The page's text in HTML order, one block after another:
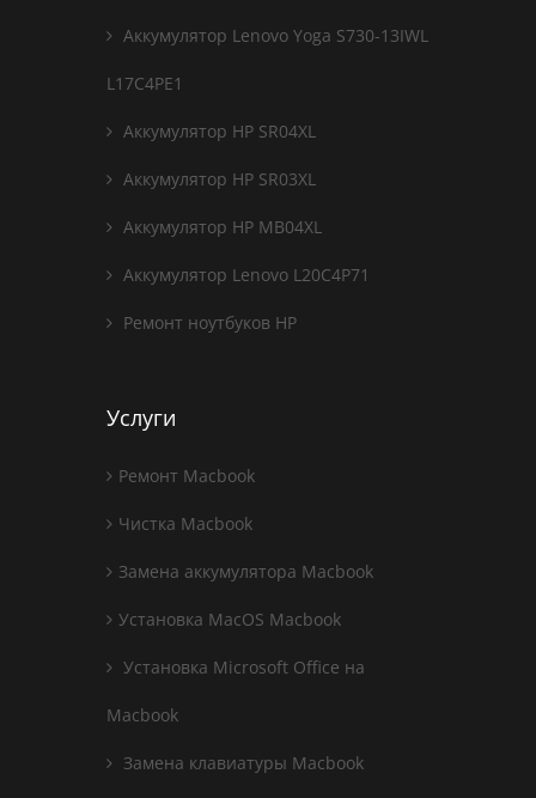
Аккумулятор Lenovo Yoga S730-13IWL
L17C4PE1
Аккумулятор HP SR04XL
Аккумулятор HP SR03XL
Аккумулятор HP MB04XL
Аккумулятор Lenovo L20C4P71
Ремонт ноутбуков HP
Услуги
Ремонт Macbook
Чистка Macbook
Замена аккумулятора Macbook
Установка MacOS Macbook
Установка Microsoft Office на
Macbook
Замена клавиатуры Macbook